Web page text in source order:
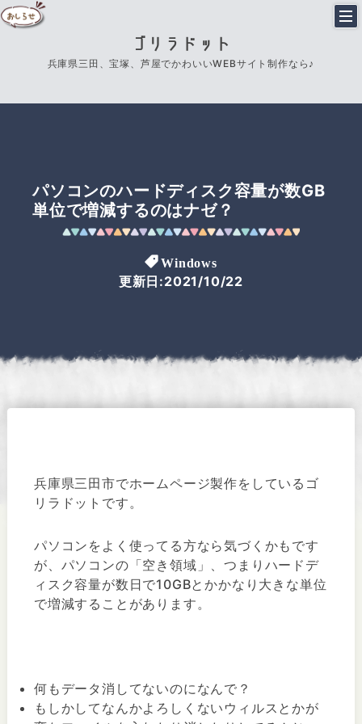
ゴリラドット
兵庫県三田、宝塚、芦屋でかわいいWEBサイト制作なら♪
パソコンのハードディスク容量が数GB
単位で増減するのはナゼ？
Windows
更新日:2021/10/22
兵庫県三田市でホームページ製作をしているゴ
リラドットです。
パソコンをよく使ってる方なら気づくかもです
が、パソコンの「空き領域」、つまりハードデ
ィスク容量が数日で10GBとかかなり大きな単位
で増減することがあります。
何もデータ消してないのになんで？
もしかしてなんかよろしくないウィルスとかが